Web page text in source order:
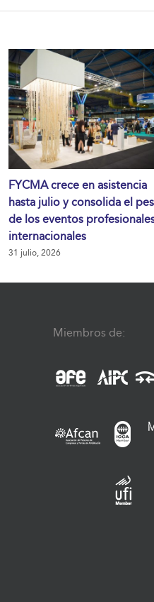
FYCMA crece en asistencia
hasta julio y consolida el
de los eventos
internacionales
31 julio, 2026
Miembros de: